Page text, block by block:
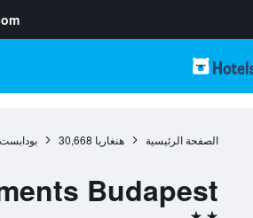
الصفحة الرئيسية هنغاريا 30,668 بودابست
Budapest